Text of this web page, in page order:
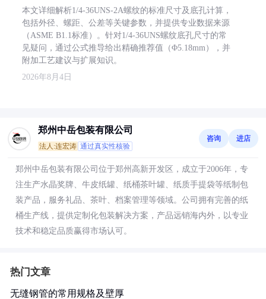
本文详细解析1/4-36UNS-2A螺纹的标准尺寸及底孔计算，
包括外径、螺距、公差等关键参数，并提供专业数据来源
（ASME B1.1标准）。针对1/4-36UNS螺纹底孔尺寸的常
见疑问，通过公式推导给出精确推荐值（Φ5.18mm），并
附加工艺建议与扩展知识。
2026年8月4日
郑州中岳包装有限公司
法人:连宏涛 通过真实性核验
咨询 进店
郑州中岳包装有限公司位于郑州高新开发区，成立于2006年，专
注生产水晶奖牌、牛皮纸罐、纸桶茶叶罐、纸质手提袋等纸制包
装产品，服务礼品、茶叶、档案管理等领域。公司拥有完善的纸
桶生产线，提供定制化包装解决方案，产品远销海内外，以专业
技术和稳定品质赢得市场认可。
热门文章
无缝钢管的常用规格及壁厚